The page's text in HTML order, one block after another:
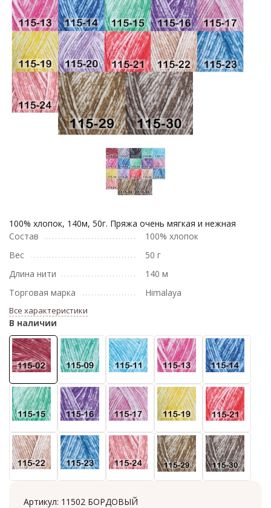
100% хлопок, 140м, 50г. Пряжа очень мягкая и нежная
Состав
100% хлопок
Вес
50 г
Длина нити
140 м
Торговая марка
Himalaya
Все характеристики
В наличии
Артикул: 11502 БОРДОВЫЙ